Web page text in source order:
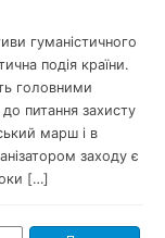
гуманістичного
подія країни.
головними
питання захисту
марш і в
заходу є
[…]